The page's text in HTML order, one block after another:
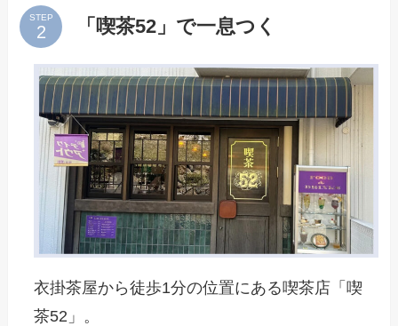
STEP 「喫茶52」で一息つく
衣掛茶屋から徒歩1分の位置にある喫茶店「喫
茶52」。